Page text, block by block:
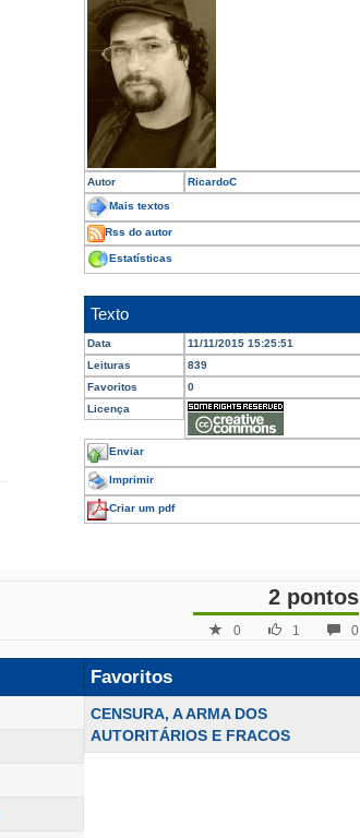
Autor RicardoC
Mais textos
Rss do autor
Estatísticas
Texto
Data
11/11/2015 15:25:51
Leituras
839
Favoritos
0
Licença
Enviar
Imprimir
Criar um pdf
2 pontos
0
1
0
Favoritos
CENSURA, A ARMA DOS
AUTORITÁRIOS E FRACOS